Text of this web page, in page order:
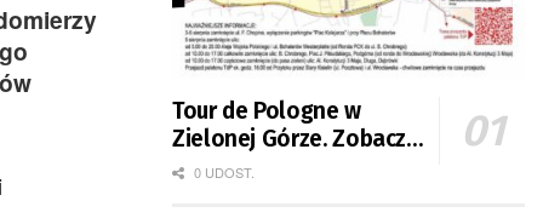
Tour de Pologne w
Zielonej Górze. Zobacz
zmiany w organizacji
0 UDOST.